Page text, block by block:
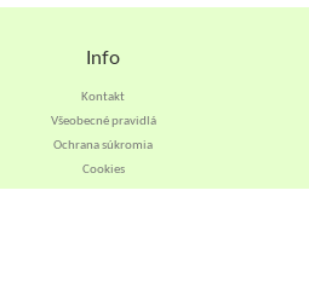
Info
Kontakt
Všeobecné pravidlá
Ochrana súkromia
Cookies